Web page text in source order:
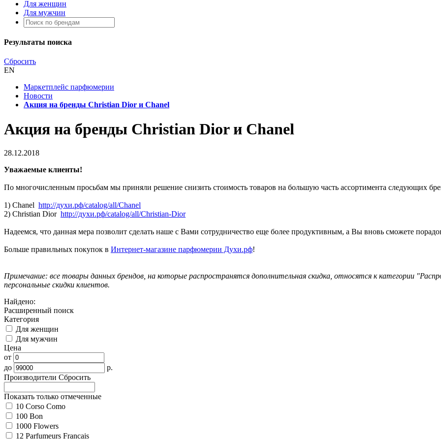
Для женщин
Для мужчин
Результаты поиска
Сбросить
EN
Маркетплейс парфюмерии
Новости
Акция на бренды Christian Dior и Chanel
Акция на бренды Christian Dior и Chanel
28.12.2018
Уважаемые клиенты!
По многочисленным просьбам мы приняли решение снизить стоимость товаров на большую часть ассортимента следующих
1) Сhanel http://духи.рф/catalog/all/Chanel
2) Christian Dior http://духи.рф/catalog/all/Christian-Dior
Надеемся, что данная мера позволит сделать наше с Вами сотрудничество еще более продуктивным, а Вы вновь сможете
Больше правильных покупок в Интернет-магазине парфюмерии Духи.рф!
Примечание: все товары данных брендов, на которые распространятся дополнительная скидка, относятся к категории
персональные скидки клиентов.
Найдено:
Расширенный поиск
Категория
Для женщин
Для мужчин
Цена
от
до
р.
Производители Сбросить
Показать только отмеченные
10 Corso Como
100 Bon
1000 Flowers
12 Parfumeurs Francais